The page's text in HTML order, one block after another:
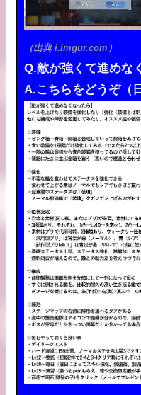
（出典 i.imgur.com）
Q.敵が強くて進めな
A.こちらをどうぞ（